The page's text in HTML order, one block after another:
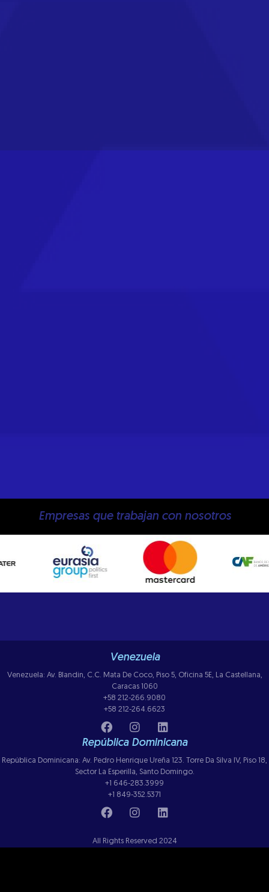
Empresas que trabajan con nosotros
Venezuela
Venezuela: Av. Blandin, C.C. Mata De Coco, Piso 5, Oficina 5E, La Castellana,
Caracas 1060
+58 212-266.9080
+58 212-264.6623
República Dominicana
República Dominicana: Av. Pedro Henrique Ureña 123. Torre Da Silva IV, Piso 18,
Sector La Esperilla, Santo Domingo.
+1 646-283.3999
+1 849-352.5371
All Rights Reserved 2024